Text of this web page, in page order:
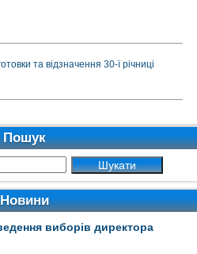
та відзначення 30-ї річниці
Пошук
Новини
виборів директора